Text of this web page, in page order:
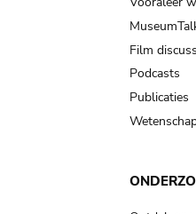
Film
Podcasts
Publicaties